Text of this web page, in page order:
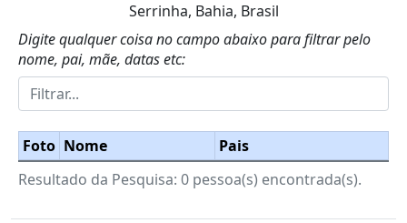
Serrinha, Bahia, Brasil
Digite qualquer coisa no campo abaixo para filtrar pelo
nome, pai, mãe, datas etc:
Foto Nome
Pais
Resultado da Pesquisa: 0 pessoa(s) encontrada(s).